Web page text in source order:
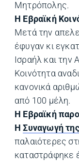
Μητρόπολης.
Η Εβραϊκή
Μετά την
έφυγαν κι
Ισραήλ και
Κοινότητα
κανονικά
από 100 μέλη.
Η Εβραϊκή
ΗΣυναγωγή
παλαιότερες
καταστράφηκε